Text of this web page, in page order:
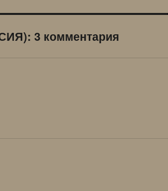
3 комментария